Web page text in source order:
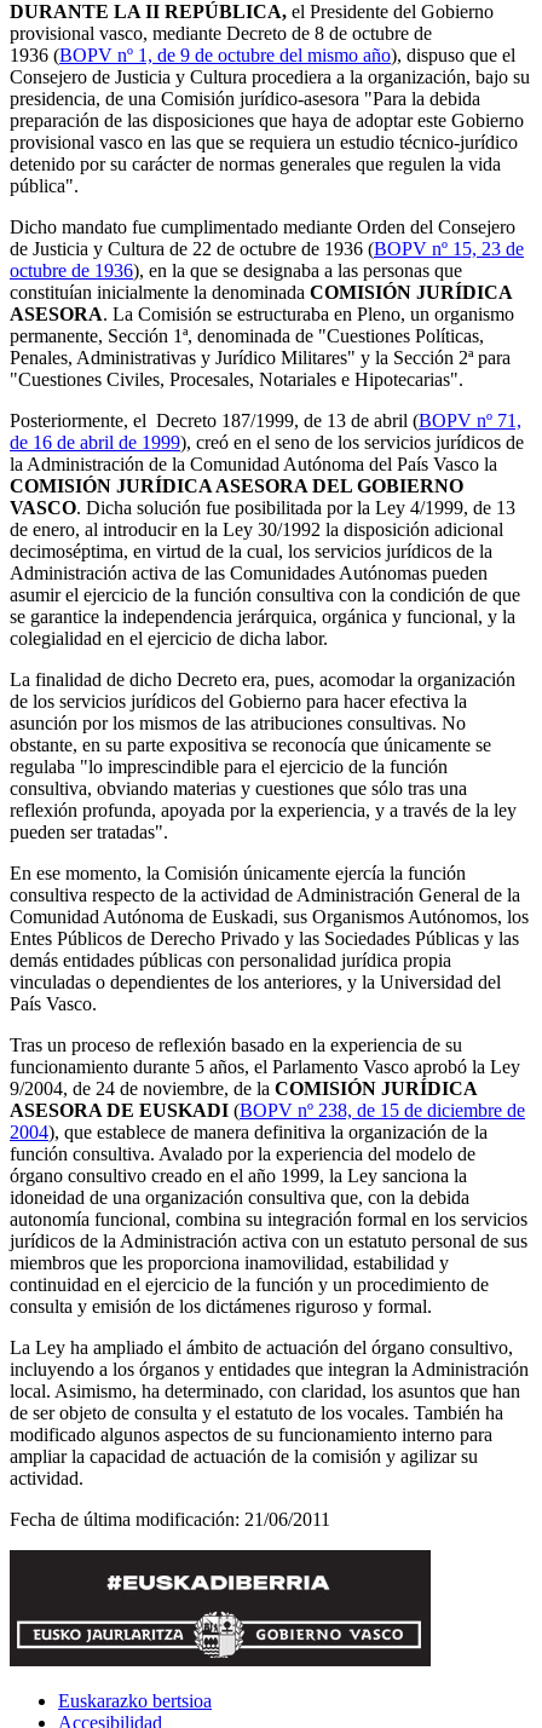
DURANTE LA II REPÚBLICA, el Presidente del Gobierno
provisional vasco, mediante Decreto de 8 de octubre de
1936 (BOPV nº 1, de 9 de octubre del mismo año), dispuso que el
Consejero de Justicia y Cultura procediera a la organización, bajo su
presidencia, de una Comisión jurídico-asesora "Para la debida
preparación de las disposiciones que haya de adoptar este Gobierno
provisional vasco en las que se requiera un estudio técnico-jurídico
detenido por su carácter de normas generales que regulen la vida
pública".
Dicho mandato fue cumplimentado mediante Orden del Consejero
de Justicia y Cultura de 22 de octubre de 1936 (BOPV nº 15, 23 de
octubre de 1936), en la que se designaba a las personas que
constituían inicialmente la denominada COMISIÓN JURÍDICA
ASESORA. La Comisión se estructuraba en Pleno, un organismo
permanente, Sección 1ª, denominada de "Cuestiones Políticas,
Penales, Administrativas y Jurídico Militares" y la Sección 2ª para
"Cuestiones Civiles, Procesales, Notariales e Hipotecarias".
Posteriormente, el Decreto 187/1999, de 13 de abril (BOPV nº 71,
de 16 de abril de 1999), creó en el seno de los servicios jurídicos de
la Administración de la Comunidad Autónoma del País Vasco la
COMISIÓN JURÍDICA ASESORA DEL GOBIERNO
VASCO. Dicha solución fue posibilitada por la Ley 4/1999, de 13
de enero, al introducir en la Ley 30/1992 la disposición adicional
decimoséptima, en virtud de la cual, los servicios jurídicos de la
Administración activa de las Comunidades Autónomas pueden
asumir el ejercicio de la función consultiva con la condición de que
se garantice la independencia jerárquica, orgánica y funcional, y la
colegialidad en el ejercicio de dicha labor.
La finalidad de dicho Decreto era, pues, acomodar la organización
de los servicios jurídicos del Gobierno para hacer efectiva la
asunción por los mismos de las atribuciones consultivas. No
obstante, en su parte expositiva se reconocía que únicamente se
regulaba "lo imprescindible para el ejercicio de la función
consultiva, obviando materias y cuestiones que sólo tras una
reflexión profunda, apoyada por la experiencia, y a través de la ley
pueden ser tratadas".
En ese momento, la Comisión únicamente ejercía la función
consultiva respecto de la actividad de Administración General de la
Comunidad Autónoma de Euskadi, sus Organismos Autónomos, los
Entes Públicos de Derecho Privado y las Sociedades Públicas y las
demás entidades públicas con personalidad jurídica propia
vinculadas o dependientes de los anteriores, y la Universidad del
País Vasco.
Tras un proceso de reflexión basado en la experiencia de su
funcionamiento durante 5 años, el Parlamento Vasco aprobó la Ley
9/2004, de 24 de noviembre, de la COMISIÓN JURÍDICA
ASESORA DE EUSKADI (BOPV nº 238, de 15 de diciembre de
2004), que establece de manera definitiva la organización de la
función consultiva. Avalado por la experiencia del modelo de
órgano consultivo creado en el año 1999, la Ley sanciona la
idoneidad de una organización consultiva que, con la debida
autonomía funcional, combina su integración formal en los servicios
jurídicos de la Administración activa con un estatuto personal de sus
miembros que les proporciona inamovilidad, estabilidad y
continuidad en el ejercicio de la función y un procedimiento de
consulta y emisión de los dictámenes riguroso y formal.
La Ley ha ampliado el ámbito de actuación del órgano consultivo,
incluyendo a los órganos y entidades que integran la Administración
local. Asimismo, ha determinado, con claridad, los asuntos que han
de ser objeto de consulta y el estatuto de los vocales. También ha
modificado algunos aspectos de su funcionamiento interno para
ampliar la capacidad de actuación de la comisión y agilizar su
actividad.
Fecha de última modificación: 21/06/2011
Euskarazko bertsioa
Accesibilidad